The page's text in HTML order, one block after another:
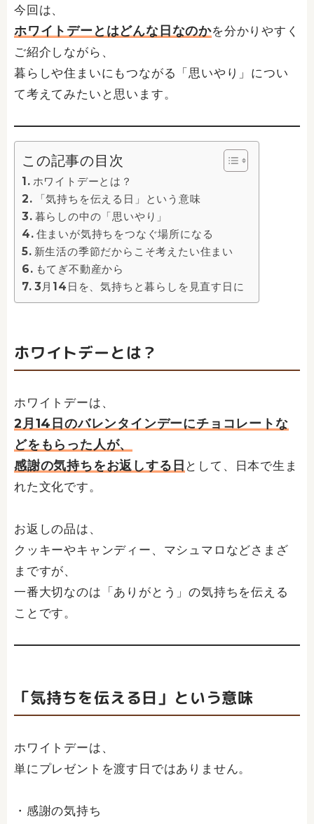
今回は、
ホワイトデーとはどんな日なのかを分かりやすく
ご紹介しながら、
暮らしや住まいにもつながる「思いやり」につい
て考えてみたいと思います。
この記事の目次
ホワイトデーとは？
「気持ちを伝える日」という意味
暮らしの中の「思いやり」
住まいが気持ちをつなぐ場所になる
新生活の季節だからこそ考えたい住まい
もてぎ不動産から
3月14日を、気持ちと暮らしを見直す日に
ホワイトデーとは？
ホワイトデーは、
2月14日のバレンタインデーにチョコレートな
どをもらった人が、
感謝の気持ちをお返しする日 として、日本で生ま
れた文化です。
お返しの品は、
クッキーやキャンディー、マシュマロなどさまざ
まですが、
一番大切なのは「ありがとう」の気持ちを伝える
ことです。
「気持ちを伝える日」という意味
ホワイトデーは、
単にプレゼントを渡す日ではありません。
・感謝の気持ち